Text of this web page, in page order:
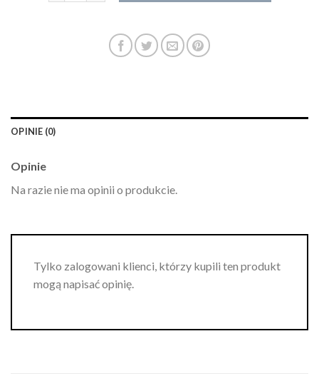
OPINIE (0)
Opinie
Na razie nie ma opinii o produkcie.
Tylko zalogowani klienci, którzy kupili ten produkt
mogą napisać opinię.